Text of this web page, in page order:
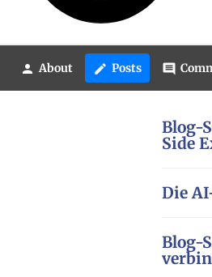
person About create Posts comment
Blog-
Side
Die
Blog-